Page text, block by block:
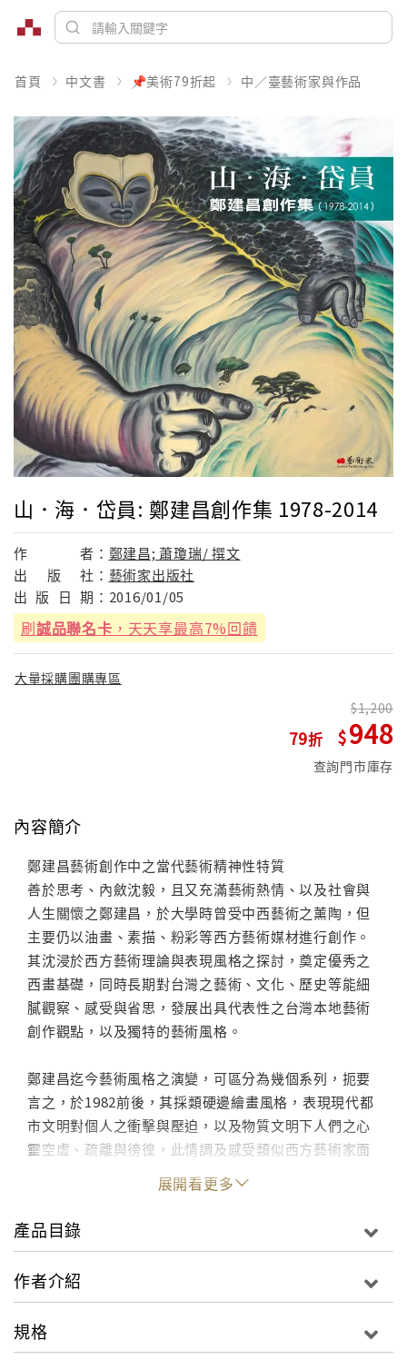
首頁 中文書 📌美術79折起 中／臺藝術家與作品
山．海．岱員: 鄭建昌創作集 1978-2014
作 者： 鄭建昌; 蕭瓊瑞/ 撰文
出
版 社： 藝術家出版社
出 版 日 期： 2016/01/05
刷誠品聯名卡 ，天天享最高7%回饋
大量採購團購專區
79
1,200
948
查詢門市庫存
內容簡介
鄭建昌藝術創作中之當代藝術精神性特質
善於思考、內斂沈毅，且又充滿藝術熱情、以及社會與
人生關懷之鄭建昌，於大學時曾受中西藝術之薰陶，但
主要仍以油畫、素描、粉彩等西方藝術媒材進行創作。
其沈浸於西方藝術理論與表現風格之探討，奠定優秀之
西畫基礎，同時長期對台灣之藝術、文化、歷史等能細
膩觀察、感受與省思，發展出具代表性之台灣本地藝術
創作觀點，以及獨特的藝術風格。
鄭建昌迄今藝術風格之演變，可區分為幾個系列，扼要
言之，於1982前後，其採類硬邊繪畫風格，表現現代都
市文明對個人之衝擊與壓迫，以及物質文明下人們之心
靈空虛、疏離與徬徨，此情調及感受類似西方藝術家面
對現代社會之敏銳反映。同時鄭建昌於1990-1999年間
之「台灣山海經」系列，其探討實涉及文化認同之問題
（如「我的文化是什麼？」）與自我認同之問題（如
「我是誰？」），其試圖尋求台灣文化特質與自我之根
常觀、生命之困頓與飄泊、自然與物質世界之危脆與流
樸、毅力與生命強度。
展開看更多
產品目錄
作者介紹
規格